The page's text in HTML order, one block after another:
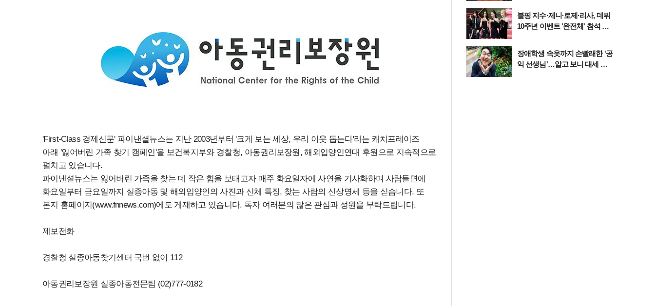
'First-Class 경제신문' 파이낸셜뉴스는 지난 2003년부터 '크게 보는 세상, 우리 이웃 돕는다'라는 캐치프레이즈
아래 '잃어버린 가족 찾기 캠페인'을 보건복지부와 경찰청, 아동권리보장원, 해외입양인연대 후원으로 지속적으로
펼치고 있습니다.
파이낸셜뉴스는 잃어버린 가족을 찾는 데 작은 힘을 보태고자 매주 화요일자에 사연을 기사화하며 사람들면에
화요일부터 금요일까지 실종아동 및 해외입양인의 사진과 신체 특징, 찾는 사람의 신상명세 등을 싣습니다. 또
본지 홈페이지(www.fnnews.com)에도 게재하고 있습니다. 독자 여러분의 많은 관심과 성원을 부탁드립니다.
제보전화
경찰청 실종아동찾기센터 국번 없이 112
아동권리보장원 실종아동전문팀 (02)777-0182
블핑 지수·제니·로제·리사, 데뷔
10주년 이벤트 '완전체' 참석 확
장애학생 속옷까지 손빨래한 '공
익 선생님'…알고 보니 대세 개